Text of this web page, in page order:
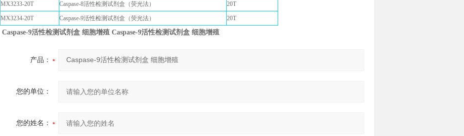
MX3233-20T Caspase-8活性检测试剂盒（荧光法） 20T
MX3234-20T Caspase-9活性检测试剂盒（荧光法） 20T
Caspase-9活性检测试剂盒 细胞增殖 Caspase-9活性检测试剂盒 细胞增殖
产品：
您的单位：
您的姓名：